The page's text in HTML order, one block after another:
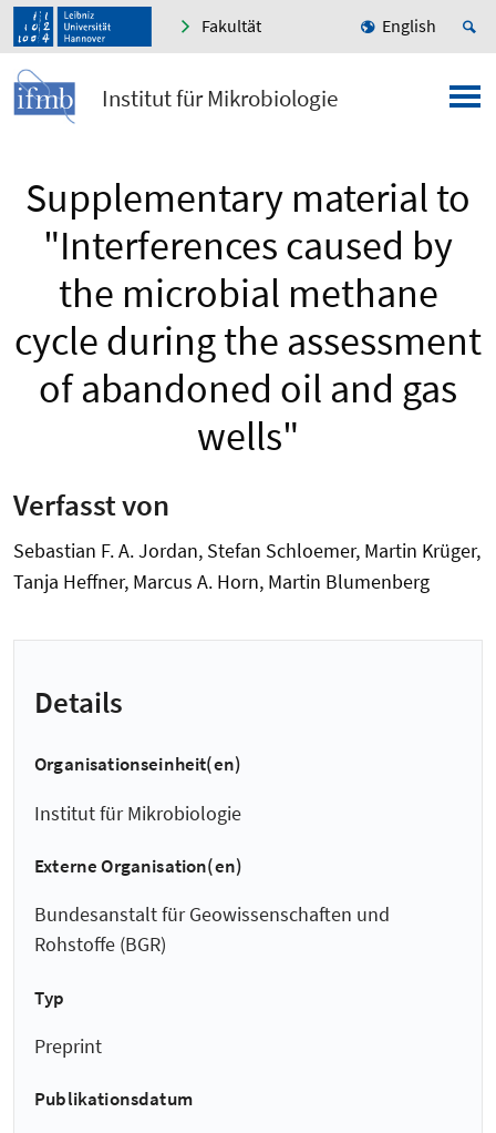
Fakultät English
Institut für Mikrobiologie
Supplementary material to
"Interferences caused by
the microbial methane
cycle during the assessment
of abandoned oil and gas
wells"
Verfasst von
Sebastian F. A. Jordan, Stefan Schloemer, Martin Krüger,
Tanja Heffner, Marcus A. Horn, Martin Blumenberg
Details
Organisationseinheit(en)
Institut für Mikrobiologie
Externe Organisation(en)
Bundesanstalt für Geowissenschaften und
Rohstoffe (BGR)
Typ
Preprint
Publikationsdatum